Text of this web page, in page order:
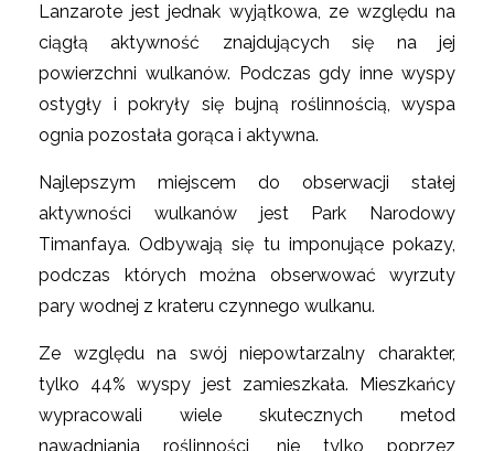
Lanzarote jest jednak wyjątkowa, ze względu na
ciągłą aktywność znajdujących się na jej
powierzchni wulkanów. Podczas gdy inne wyspy
ostygły i pokryły się bujną roślinnością, wyspa
ognia pozostała gorąca i aktywna.
Najlepszym miejscem do obserwacji stałej
aktywności wulkanów jest Park Narodowy
Timanfaya. Odbywają się tu imponujące pokazy,
podczas których można obserwować wyrzuty
pary wodnej z krateru czynnego wulkanu.
Ze względu na swój niepowtarzalny charakter,
tylko 44% wyspy jest zamieszkała. Mieszkańcy
wypracowali wiele skutecznych metod
nawadniania roślinności, nie tylko poprzez